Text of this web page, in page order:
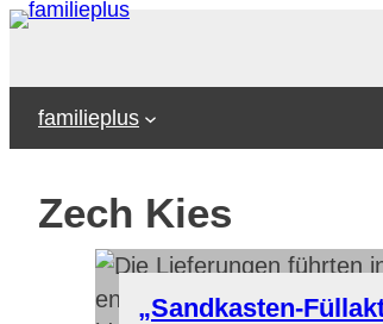
Zum
familieplus
Zech Kies
„Sandkasten-